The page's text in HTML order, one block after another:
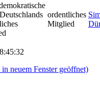
ordentliches
Mitglied
neuem Fenster geöffnet)